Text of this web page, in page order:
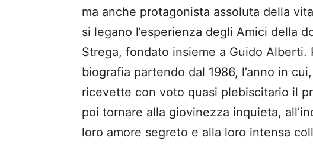
ma anche protagonista assoluta della
si legano l’esperienza degli Amici della
Strega, fondato insieme a Guido Alberti.
biografia partendo dal 1986, l’anno in
ricevette con voto quasi plebiscitario il
poi tornare alla giovinezza inquieta,
loro amore segreto e alla loro intensa